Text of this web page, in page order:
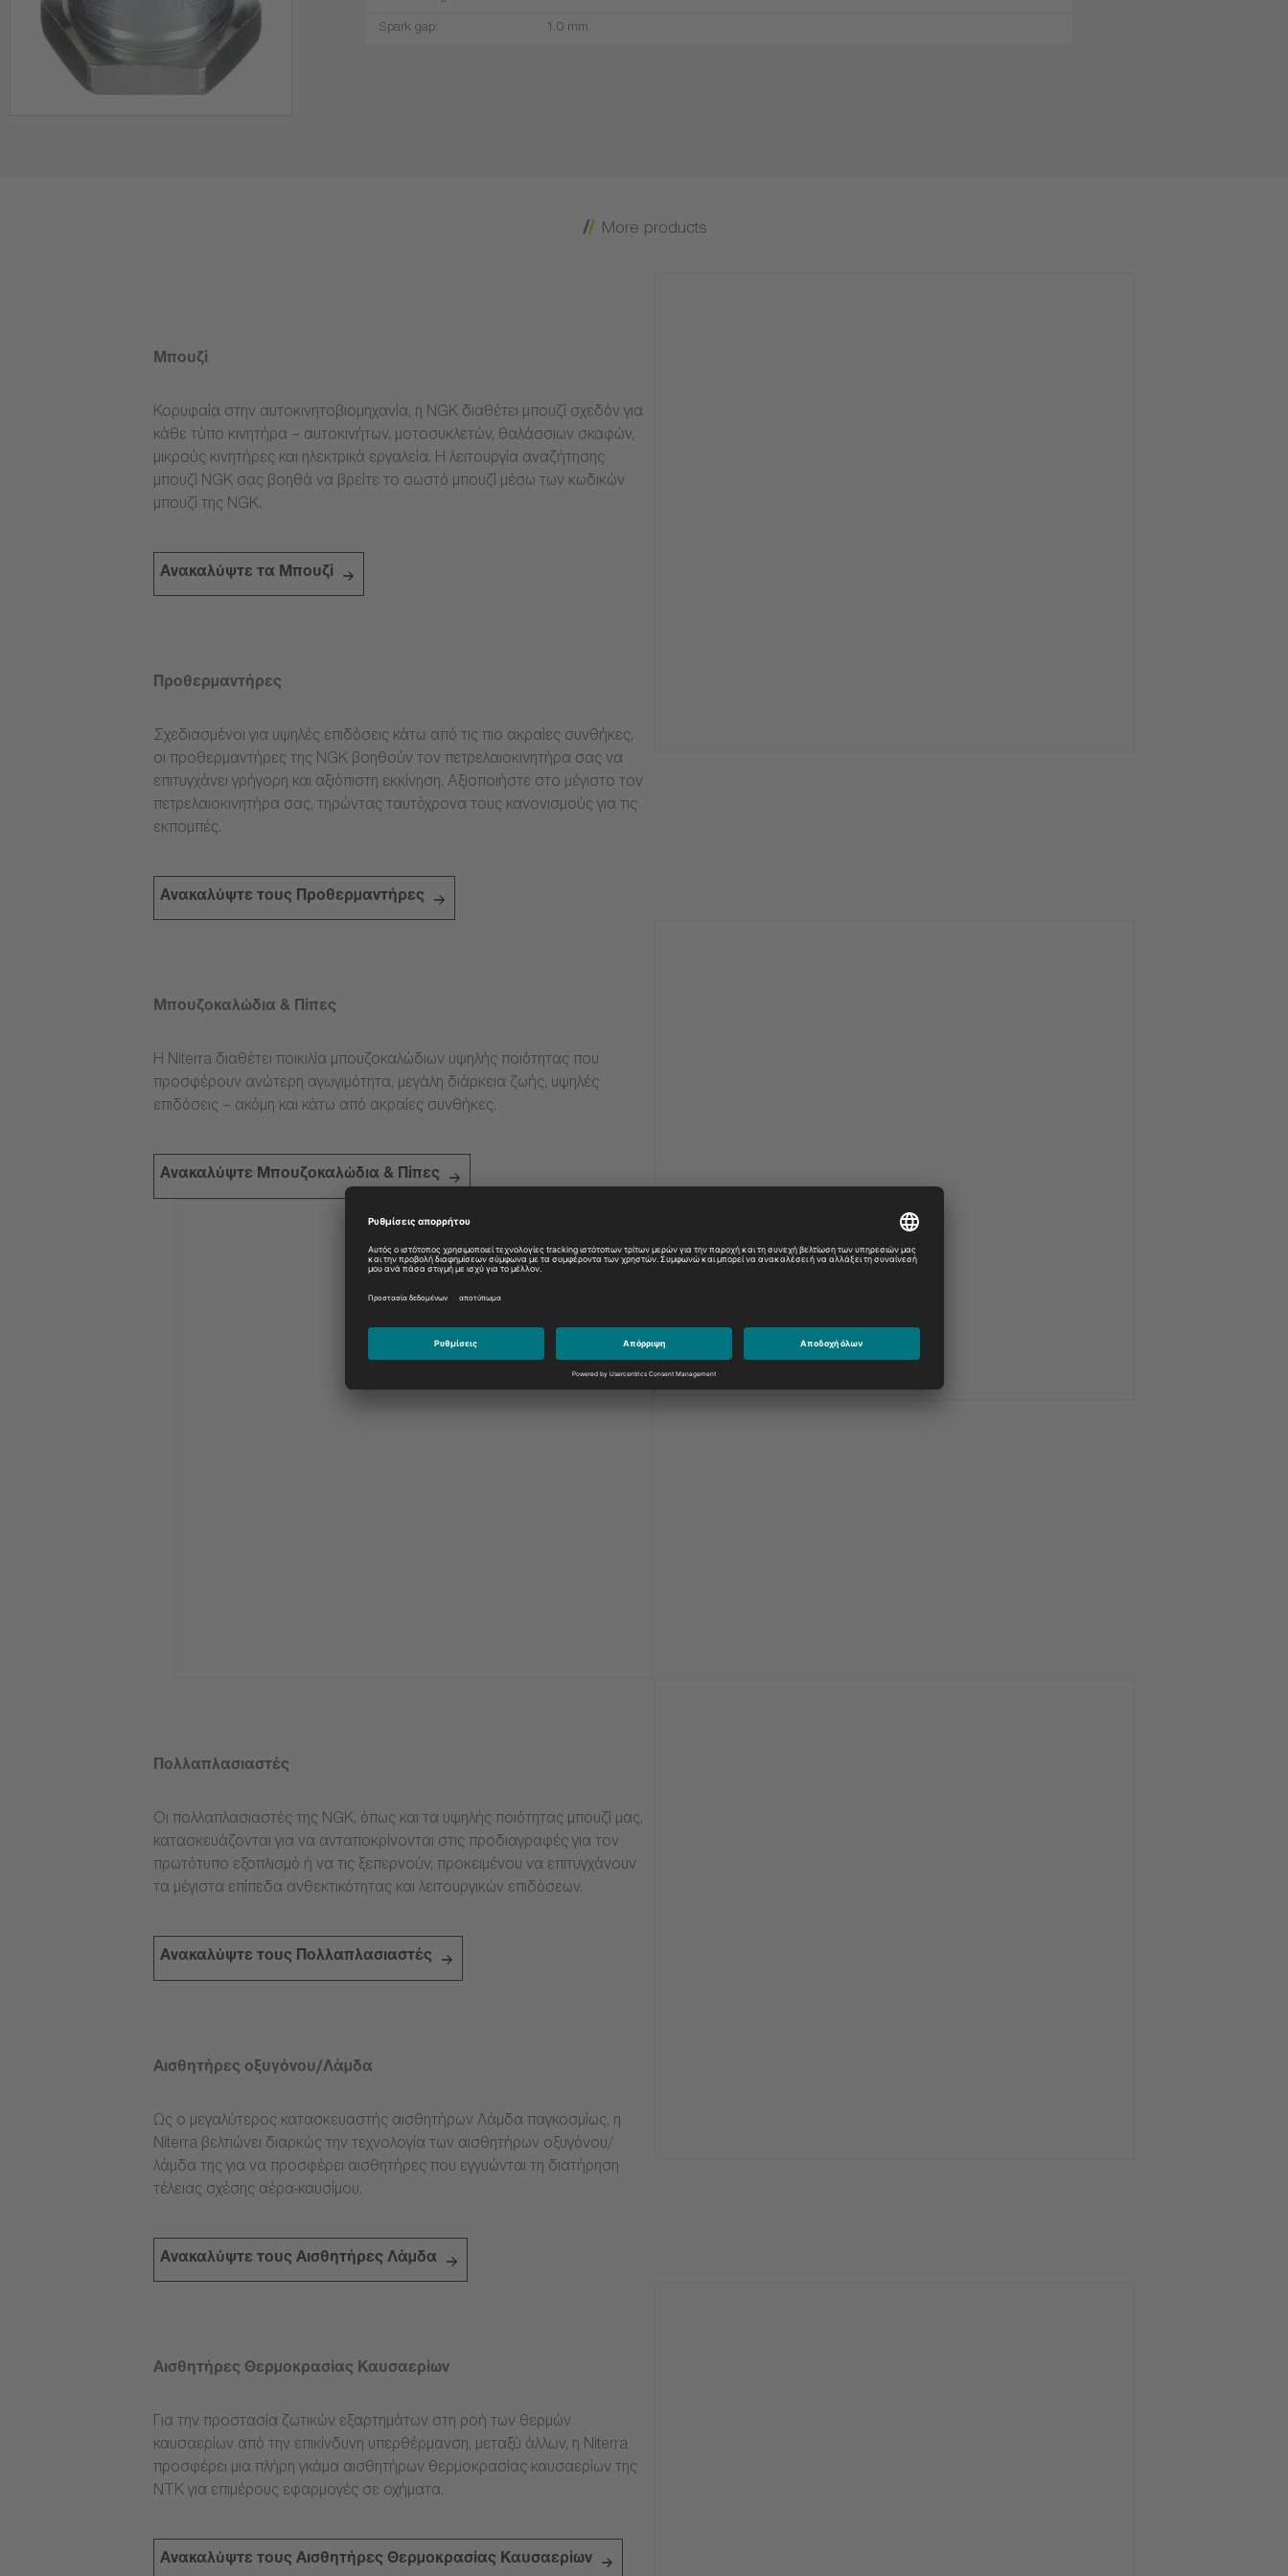
Spark gap: 1,0 mm
More products
Μπουζί
Κορυφαία στην αυτοκινητοβιομηχανία, η NGK διαθέτει μπουζί σχεδόν για
κάθε τύπο κινητήρα – αυτοκινήτων, μοτοσυκλετών, θαλάσσιων σκαφών,
μικρούς κινητήρες και ηλεκτρικά εργαλεία. Η λειτουργία αναζήτησης
μπουζί NGK σας βοηθά να βρείτε το σωστό μπουζί μέσω των κωδικών
μπουζί της NGK.
Ανακαλύψτε τα Μπουζί
Προθερμαντήρες
Σχεδιασμένοι για υψηλές επιδόσεις κάτω από τις πιο ακραίες συνθήκες,
οι προθερμαντήρες της NGK βοηθούν τον πετρελαιοκινητήρα σας να
επιτυγχάνει γρήγορη και αξιόπιστη εκκίνηση. Αξιοποιήστε στο μέγιστο τον
πετρελαιοκινητήρα σας, τηρώντας ταυτόχρονα τους κανονισμούς για τις
εκπομπές.
Ανακαλύψτε τους Προθερμαντήρες
Μπουζοκαλώδια & Πίπες
Η Niterra διαθέτει ποικιλία μπουζοκαλώδιων υψηλής ποιότητας που
προσφέρουν ανώτερη αγωγιμότητα, μεγάλη διάρκεια ζωής, υψηλές
επιδόσεις – ακόμη και κάτω από ακραίες συνθήκες.
Ανακαλύψτε Μπουζοκαλώδια & Πίπες
Πολλαπλασιαστές
Οι πολλαπλασιαστές της NGK, όπως και τα υψηλής ποιότητας μπουζί μας,
κατασκευάζονται για να ανταποκρίνονται στις προδιαγραφές για τον
πρωτότυπο εξοπλισμό ή να τις ξεπερνούν, προκειμένου να επιτυγχάνουν
τα μέγιστα επίπεδα ανθεκτικότητας και λειτουργικών επιδόσεων.
Ανακαλύψτε τους Πολλαπλασιαστές
Αισθητήρες οξυγόνου/Λάμδα
Ως ο μεγαλύτερος κατασκευαστής αισθητήρων Λάμδα παγκοσμίως, η
Niterra βελτιώνει διαρκώς την τεχνολογία των αισθητήρων οξυγόνου/
λάμδα της για να προσφέρει αισθητήρες που εγγυώνται τη διατήρηση
τέλειας σχέσης αέρα-καυσίμου.
Ανακαλύψτε τους Αισθητήρες Λάμδα
Αισθητήρες Θερμοκρασίας Καυσαερίων
Για την προστασία ζωτικών εξαρτημάτων στη ροή των θερμών
καυσαερίων από την επικίνδυνη υπερθέρμανση, μεταξύ άλλων, η Niterra
προσφέρει μια πλήρη γκάμα αισθητήρων θερμοκρασίας καυσαερίων της
NTK για επιμέρους εφαρμογές σε οχήματα.
Ανακαλύψτε τους Αισθητήρες Θερμοκρασίας Καυσαερίων